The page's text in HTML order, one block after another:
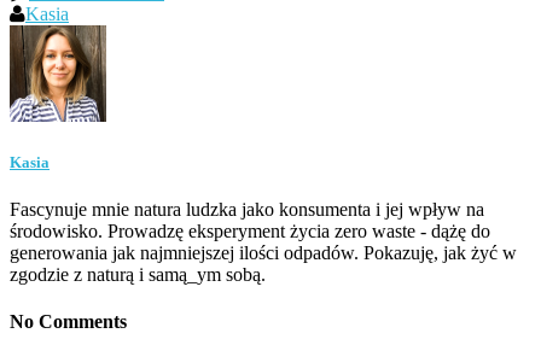
Kasia
Kasia
Fascynuje mnie natura ludzka jako konsumenta i jej wpływ na
środowisko. Prowadzę eksperyment życia zero waste - dążę do
generowania jak najmniejszej ilości odpadów. Pokazuję, jak żyć w
zgodzie z naturą i samą_ym sobą.
No Comments